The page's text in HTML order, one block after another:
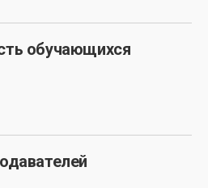
обучающихся